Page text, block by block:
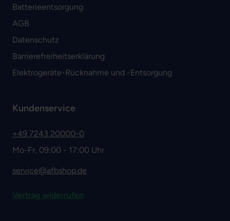
Batterieentsorgung
AGB
Datenschutz
Barrierefreiheitserklärung
Elektrogeräte-Rücknahme und -Entsorgung
Kundenservice
+49 7243 20000-0
Mo-Fr, 09:00 - 17:00 Uhr
service@afbshop.de
Vertrag widerrufen